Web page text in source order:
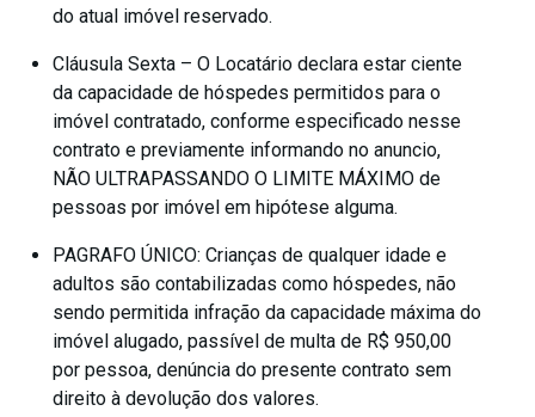
do atual imóvel reservado.
Cláusula Sexta – O Locatário declara estar ciente
da capacidade de hóspedes permitidos para o
imóvel contratado, conforme especificado nesse
contrato e previamente informando no anuncio,
NÃO ULTRAPASSANDO O LIMITE MÁXIMO de
pessoas por imóvel em hipótese alguma.
PAGRAFO ÚNICO: Crianças de qualquer idade e
adultos são contabilizadas como hóspedes, não
sendo permitida infração da capacidade máxima do
imóvel alugado, passível de multa de R$ 950,00
por pessoa, denúncia do presente contrato sem
direito à devolução dos valores.